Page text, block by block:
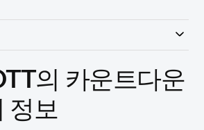
의 카운트다운
정보